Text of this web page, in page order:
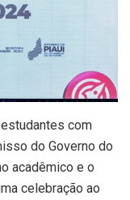
com
do Governo do
acadêmico e o
celebração ao